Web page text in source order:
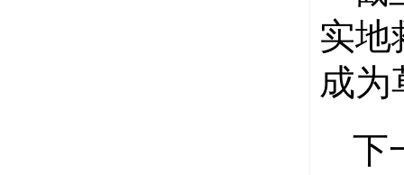
实地
成为
下